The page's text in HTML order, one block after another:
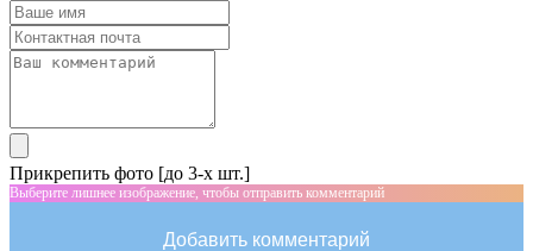
Прикрепить фото [до 3-х шт.]
Выберите лишнее изображение, чтобы отправить комментарий
Добавить комментарий